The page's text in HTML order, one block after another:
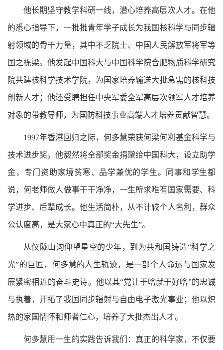
他长期坚守教学科研一线，潜心培养高层次人才。在他
的悉心指导下，一批批青年学子成长为我国核科学与同步辐
射领域的骨干力量，其中不乏院士、中国人民解放军将军等
国之栋梁。他发起中国科大与中国科学院合肥物质科学研究
院共建核科学技术学院，为国家培养输送大批急需的核科技
创新人才；他还受聘担任中央军委全军高层次领军人才培养
对象的带教导师，为国防科技事业高端人才培养贡献智慧。
1997年香港回归之际，何多慧荣获何梁何利基金科学与
技术进步奖。他毅然将全部奖金捐赠给中国科大，设立助学
金，专门资助家境贫寒、品学兼优的学生。同事和学生都
说，何老师做人做事干干净净，一生所求唯有国家需要、科
学进步、后辈成长。他生活简朴，从不计较个人名利，群众
公认度高，是大家心中真正的“大先生”。
从仪陇山沟仰望星空的少年，到为共和国铸造“科学之
光”的巨匠，何多慧的人生轨迹，是一部个人命运与国家发
展紧密相连的奋斗史诗。他以其“党让干啥就干好啥”的忠诚
与执着，开拓了我国同步辐射与自由电子激光事业；他以炽
热的家国情怀和师者仁心，培养了大批杰出人才。
何多慧用一生的实践告诉我们：真正的科学家，不仅要